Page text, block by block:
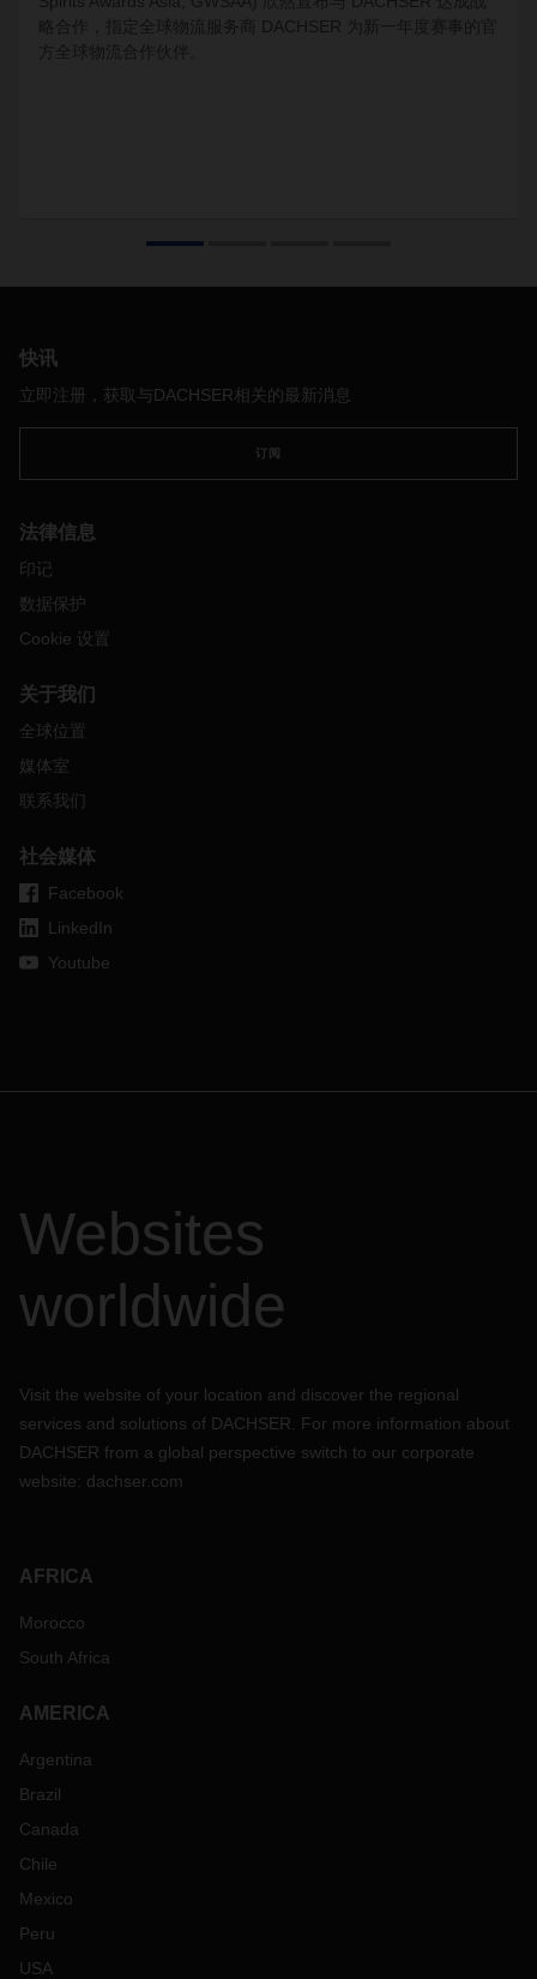
略合作，指定全球物流服务商 DACHSER 为新一年度赛事的官
方全球物流合作伙伴。
快讯
立即注册，获取与DACHSER相关的最新消息
订阅
法律信息
印记
数据保护
Cookie 设置
关于我们
全球位置
媒体室
联系我们
社会媒体
Facebook
LinkedIn
Youtube
Websites
worldwide
Visit the website of your location and discover the regional
services and solutions of DACHSER. For more information about
DACHSER from a global perspective switch to our corporate
website: dachser.com
AFRICA
Morocco
South Africa
AMERICA
Argentina
Brazil
Canada
Chile
Mexico
Peru
USA